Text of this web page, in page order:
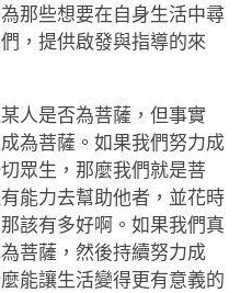
那些想要在自身生活中尋
，提供啟發與指導的來
人是否為菩薩，但事實
為菩薩。如果我們努力成
眾生，那麼我們就是菩
能力去幫助他者，並花時
該有多好啊。如果我們真
菩薩，然後持續努力成
能讓生活變得更有意義的